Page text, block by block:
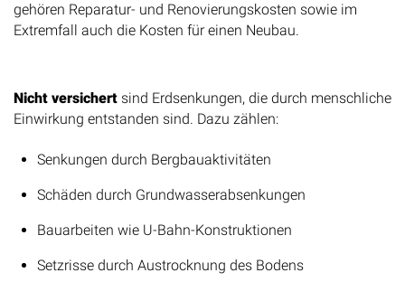
gehören Reparatur- und Renovierungskosten sowie im
Extremfall auch die Kosten für einen Neubau.
Nicht versichert sind Erdsenkungen, die durch menschliche
Einwirkung entstanden sind. Dazu zählen:
Senkungen durch Bergbauaktivitäten
Schäden durch Grundwasserabsenkungen
Bauarbeiten wie U-Bahn-Konstruktionen
Setzrisse durch Austrocknung des Bodens